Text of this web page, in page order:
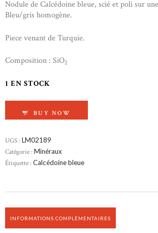
Nodule de Calcédoine bleue, scié et poli sur
Bleu/gris homogène.
Piece venant de Turquie.
Composition : SiO2
1 EN STOCK
BUY NOW
UGS : LM02189
Catégorie : Minéraux
Étiquette : Calcédoine bleue
INFORMATIONS COMPLÉMENTAIRES